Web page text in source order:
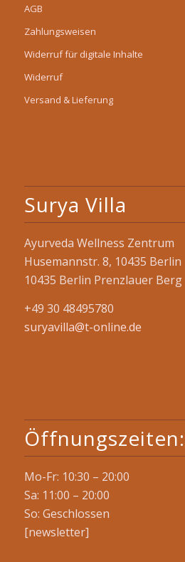
AGB
Zahlungsweisen
Widerruf für digitale Inhalte
Widerruf
Versand & Lieferung
Surya Villa
Ayurveda Wellness Zentrum
Husemannstr. 8, 10435 Berlin
10435 Berlin Prenzlauer Berg
+49 30 48495780
suryavilla@t-online.de
Öffnungszeiten:
Mo-Fr: 10:30 – 20:00
Sa: 11:00 – 20:00
So: Geschlossen
[newsletter]